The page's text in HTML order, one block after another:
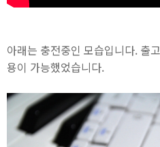
아래는 충전중인 모습입니다. 출
용이 가능했었습니다.